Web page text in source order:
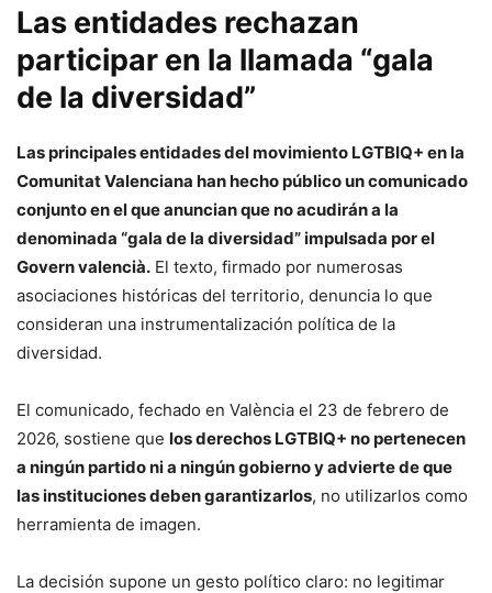
Las entidades rechazan
participar en la llamada “gala
de la diversidad”
Las principales entidades del movimiento LGTBIQ+ en la
Comunitat Valenciana han hecho público un comunicado
conjunto en el que anuncian que no acudirán a la
denominada “gala de la diversidad” impulsada por el
Govern valencià. El texto, firmado por numerosas
asociaciones históricas del territorio, denuncia lo que
consideran una instrumentalización política de la
diversidad.
El comunicado, fechado en València el 23 de febrero de
2026, sostiene que los derechos LGTBIQ+ no pertenecen
a ningún partido ni a ningún gobierno y advierte de que
las instituciones deben garantizarlos, no utilizarlos como
herramienta de imagen.
La decisión supone un gesto político claro: no legitimar